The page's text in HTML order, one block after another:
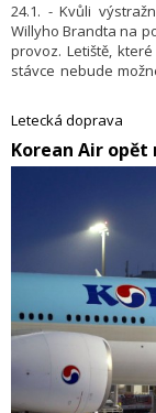
24.1. - Kvůli
Willyho Brandta na
provoz. Letiště,
stávce nebude
Letecká doprava
Korean Air opět